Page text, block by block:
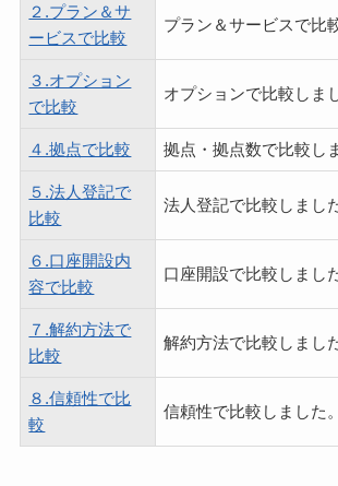
２.プラン＆サ
ービスで比較
プラン＆サービスで比
３.オプション
で比較
オプションで比較しま
４.拠点で比較 拠点・拠点数で比較し
５.法人登記で
比較
法人登記で比較しまし
６.口座開設内
容で比較
口座開設で比較しまし
７.解約方法で
比較
解約方法で比較しまし
８.信頼性で比
較
信頼性で比較しました。